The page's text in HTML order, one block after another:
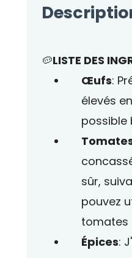
🥔LISTE DES
Œufs:
élevés
possible
sûr,
pouvez
tomates
Épices: